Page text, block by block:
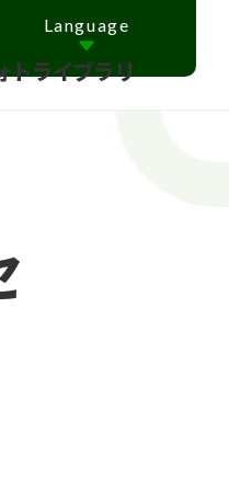
Language
トライブラリ